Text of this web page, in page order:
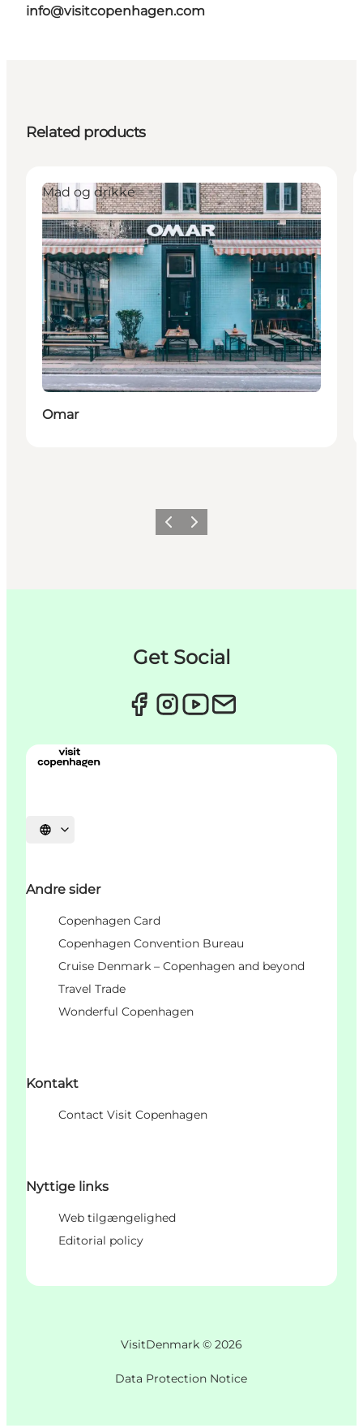
info@visitcopenhagen.com
Related products
Mad og drikke
Omar
Previous
Next
Get Social
Select language
Andre sider
Copenhagen Card
Copenhagen Convention Bureau
Cruise Denmark – Copenhagen and beyond
Travel Trade
Wonderful Copenhagen
Kontakt
Contact Visit Copenhagen
Nyttige links
Web tilgængelighed
Editorial policy
VisitDenmark © 2026
Data Protection Notice